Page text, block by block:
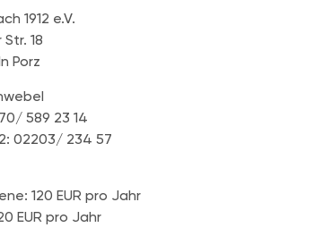
1912 e.V.
18
Porz
589 23 14
02203/ 234 57
120 EUR pro Jahr
EUR pro Jahr